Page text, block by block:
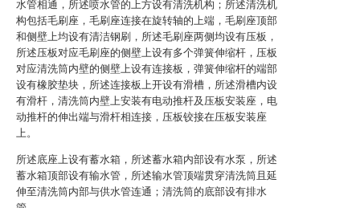
水管相通，所述喷水管的上方设有清洗机构；所述清洗机
构包括毛刷座，毛刷座连接在旋转轴的上端，毛刷座顶部
和侧壁上均设有清洁钢刷，所述毛刷座两侧均设有压板，
所述压板对应毛刷座的侧壁上设有多个弹簧伸缩杆，压板
对应清洗筒内壁的侧壁上设有连接板，弹簧伸缩杆的端部
设有橡胶垫块，所述连接板上开设有滑槽，所述滑槽内设
有滑杆，清洗筒内壁上安装有电动推杆及压板安装座，电
动推杆的伸出端与滑杆相连接，压板铰接在压板安装座
上。
所述底座上设有蓄水箱，所述蓄水箱内部设有水泵，所述
蓄水箱顶部设有输水管，所述输水管顶端贯穿清洗筒且延
伸至清洗筒内部与供水管连通；清洗筒的底部设有排水